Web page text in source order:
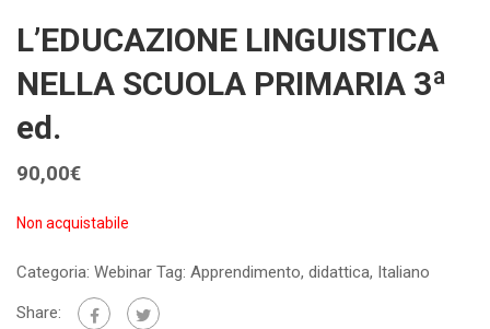
L’EDUCAZIONE LINGUISTICA
NELLA SCUOLA PRIMARIA 3ª
ed.
90,00€
Non acquistabile
Categoria: Webinar Tag: Apprendimento, didattica, Italiano
Share: